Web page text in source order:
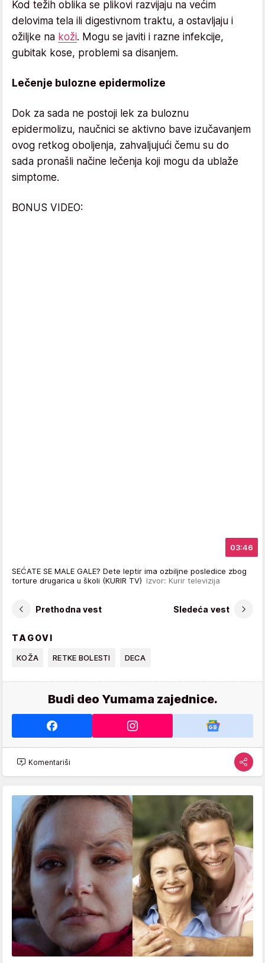
Kod težih oblika se plikovi razvijaju na većim
delovima tela ili digestivnom traktu, a ostavljaju i
ožiljke na koži. Mogu se javiti i razne infekcije,
gubitak kose, problemi sa disanjem.
Lečenje bulozne epidermolize
Dok za sada ne postoji lek za buloznu
epidermolizu, naučnici se aktivno bave izučavanjem
ovog retkog oboljenja, zahvaljujući čemu su do
sada pronašli načine lečenja koji mogu da ublaže
simptome.
BONUS VIDEO:
03:46
SEĆATE SE MALE GALE? Dete leptir ima ozbiljne posledice zbog
torture drugarica u školi (KURIR TV) Izvor: Kurir televizija
Prethodna vest Sledeća vest
TAGOVI
KOŽA RETKE BOLESTI DECA
Budi deo Yumama zajednice.
Komentariši